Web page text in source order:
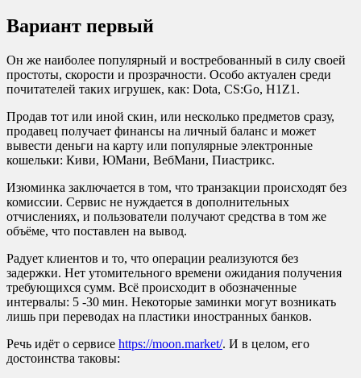
Вариант первый
Он же наиболее популярный и востребованный в силу своей
простоты, скорости и прозрачности. Особо актуален среди
почитателей таких игрушек, как: Dota, CS:Go, H1 Z1.
Продав тот или иной скин, или несколько предметов сразу,
продавец получает финансы на личный баланс и может
вывести деньги на карту или популярные электронные
кошельки: Киви, ЮМани, ВебМани, Пиастрикс.
Изюминка заключается в том, что транзакции происходят без
комиссии. Сервис не нуждается в дополнительных
отчислениях, и пользователи получают средства в том же
объёме, что поставлен на вывод.
Радует клиентов и то, что операции реализуются без
задержки. Нет утомительного времени ожидания получения
требующихся сумм. Всё происходит в обозначенные
интервалы: 5 -30 мин. Некоторые заминки могут возникать
лишь при переводах на пластики иностранных банков.
Речь идёт о сервисе https://moon.market/. И в целом, его
достоинства таковы: